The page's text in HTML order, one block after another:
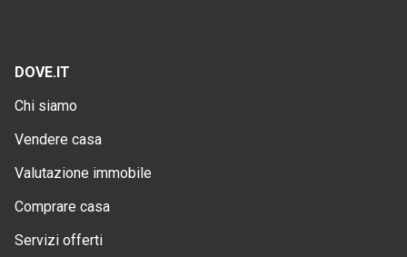
DOVE.IT
Chi siamo
Vendere casa
Valutazione immobile
Comprare casa
Servizi offerti